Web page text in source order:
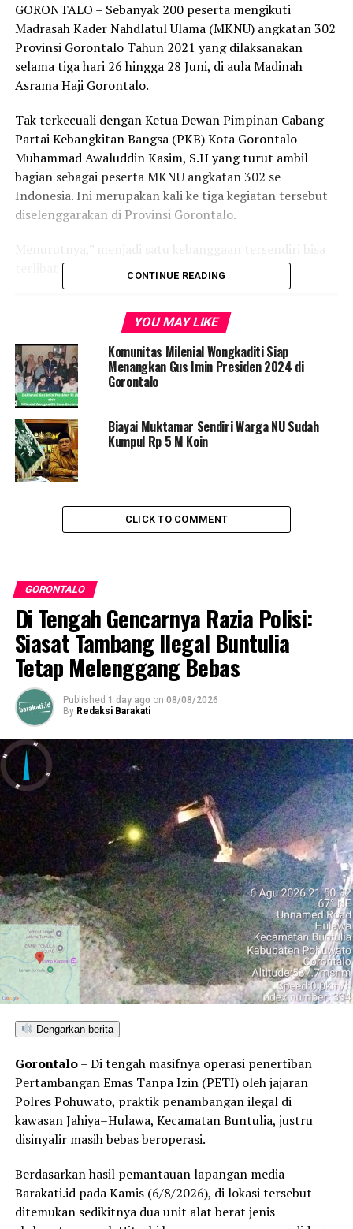
GORONTALO – Sebanyak 200 peserta mengikuti
Madrasah Kader Nahdlatul Ulama (MKNU) angkatan 302
Provinsi Gorontalo Tahun 2021 yang dilaksanakan
selama tiga hari 26 hingga 28 Juni, di aula Madinah
Asrama Haji Gorontalo.
Tak terkecuali dengan Ketua Dewan Pimpinan Cabang
Partai Kebangkitan Bangsa (PKB) Kota Gorontalo
Muhammad Awaluddin Kasim, S.H yang turut ambil
bagian sebagai peserta MKNU angkatan 302 se
Indonesia. Ini merupakan kali ke tiga kegiatan tersebut
diselenggarakan di Provinsi Gorontalo.
terlibat langsung pada kegiatan MKNU”.
Muhammad Awaluddin Kasim, S.H Ketua Dewan Pimpinan Cabang
Partai Kebangkitan Bangsa (PKB) Kota Gorontalo
Ia juga menyampaikan “Sebagai warga NU, kegiatan ini
menambah wawasan serta memantapkan kader-kader
NU dalam masalah Fikrah, Harakah, dan Amaliah yang
sejalan dengan nilai-nilai Nahdlatul Ulama.”
“Sehingga kader yang dilahirkan oleh MKNU, menjadi
Kader yg kompeten dalam melaksanakan dan
menjalankan visi misi NU kedepannya” Ujar Didin sapaan
akrabnya, (28/6/2021).
Sebelumnya para peserta yang akan mengikuti kegiatan
tersebut bertujuan untuk menghindari penyebaran
Covid 19. Dalam pelaksanaannya pun, pihak panitia
menerapkan protokol kesehatan secara ketat agar
benar-benar kegiatan ini berjalan dengan sesuai
harapan.
Kegiatan ini dibuka oleh Wakil Gubernur Provinsi
Gorontalo, Bpk. Idris Rahim, juga turut disaksikan Ketua
Umum Pimpinan Pusat Muslimat NU, Khofifah Indar
CONTINUE READING
YOU MAY LIKE
Komunitas Milenial Wongkaditi Siap
Menangkan Gus Imin Presiden 2024 di
Gorontalo
Biayai Muktamar Sendiri Warga NU Sudah
Kumpul Rp 5 M Koin
CLICK TO COMMENT
GORONTALO
Di Tengah Gencarnya Razia Polisi:
Siasat Tambang Ilegal Buntulia
Tetap Melenggang Bebas
Published 1 day ago on 08/08/2026
By Redaksi Barakati
Dengarkan berita
Gorontalo– Di tengah masifnya operasi penertiban
Pertambangan Emas Tanpa Izin (PETI) oleh jajaran
Polres Pohuwato, praktik penambangan ilegal di
kawasan Jahiya–Hulawa, Kecamatan Buntulia, justru
disinyalir masih bebas beroperasi.
Berdasarkan hasil pemantauan lapangan media
Barakati.id pada Kamis (6/8/2026), di lokasi tersebut
ditemukan sedikitnya dua unit alat berat jenis